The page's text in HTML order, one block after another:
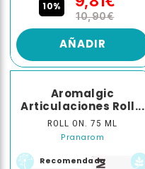
10%
10,90€
AÑADIR
Aromalgic
Articulaciones Roll...
ROLL ON. 75 ML
Pranarom
Recomendado